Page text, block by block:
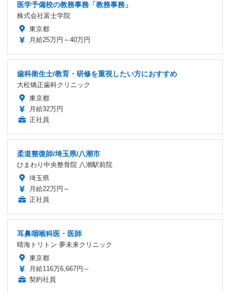
医学予備校の教務事務「教務事務」
株式会社富士学院
東京都
月給25万円～40万円
歯科衛生士/教育・研修を重視したい方におすすめ
大松矯正歯科クリニック
東京都
月給32万円
正社員
柔道整復師/埼玉県/八潮市
ひまわり中央整骨院 八潮駅前院
埼玉県
月給22万円～
正社員
耳鼻咽喉科医・医師
晴海トリトン 夢未来クリニック
東京都
月給116万6,667円～
契約社員